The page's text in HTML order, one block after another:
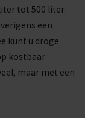
tot 500 liter.
een
kunt u droge
kostbaar
maar met een